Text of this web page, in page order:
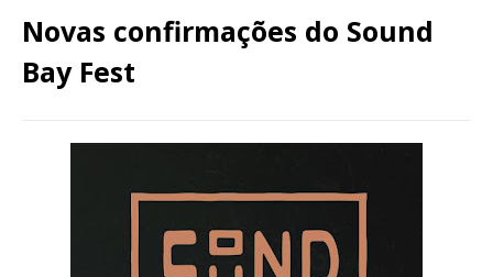
Novas confirmações do Sound
Bay Fest